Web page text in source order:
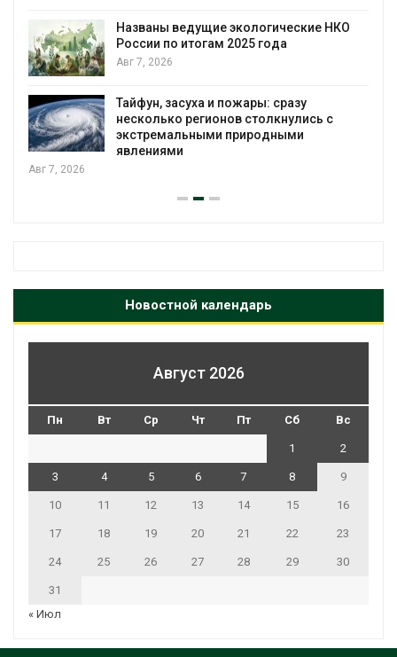
Названы ведущие экологические НКО
России по итогам 2025 года
Авг 7, 2026
Тайфун, засуха и пожары: сразу
несколько регионов столкнулись с
экстремальными природными
явлениями
Авг 7, 2026
Новостной календарь
Август 2026
Пн Вт Ср Чт Пт Сб Вс
1 2
3 4 5 6 7 8 9
10 11 12 13 14 15 16
17 18 19 20 21 22 23
24 25 26 27 28 29 30
31
« Июл